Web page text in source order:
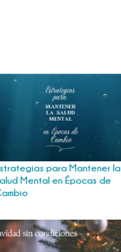
para Mantener la
Mental en Épocas de